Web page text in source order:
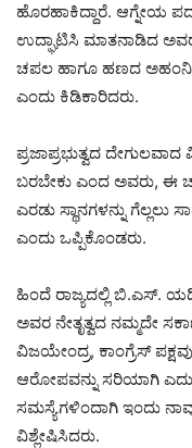
ಹೊರಹಾಕಿದ್ದಾರೆ. ಆಗ್ನೇಯ
ಉದ್ಘಾಟಿಸಿ ಮಾತನಾಡಿದ
ಚಪಲ ಹಾಗೂ ಹಣದ
ಎಂದು ಕಿಡಿಕಾರಿದರು.
ಪ್ರಜಾಪ್ರಭುತ್ವದ
ಬರಬೇಕು ಎಂದ ಅವರು, ಈ
ಎರಡು ಸ್ಥಾನಗಳನ್ನು
ಎಂದು ಒಪ್ಪಿಕೊಂಡರು.
ಹಿಂದೆ ರಾಜ್ಯದಲ್ಲಿ ಬಿ.ಎಸ್.
ಅವರ ನೇತೃತ್ವದ ನಮ್ಮದೇ
ವಿಜಯೇಂದ್ರ, ಕಾಂಗ್ರೆಸ್
ಆರೋಪವನ್ನು ಸರಿಯಾಗಿ
ಸಮಸ್ಯೆಗಳಿಂದಾಗಿ ಇಂದು
ವಿಶ್ಲೇಷಿಸಿದರು.